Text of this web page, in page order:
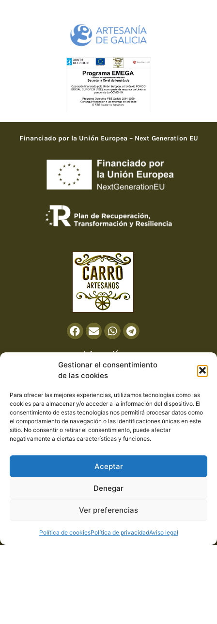
Gestionar el consentimiento
de las cookies
Para ofrecer las mejores experiencias, utilizamos tecnologías como las
cookies para almacenar y/o acceder a la información del dispositivo. El
consentimiento de estas tecnologías nos permitirá procesar datos como
el comportamiento de navegación o las identificaciones únicas en este
sitio. No consentir o retirar el consentimiento, puede afectar
negativamente a ciertas características y funciones.
Aceptar
Denegar
Ver preferencias
Política de cookiesPolítica de privacidadAviso legal
Financiado por la Unión Europea – Next Generation EU
Información
Política de privacidad
Aviso legal
Política de cookies
Carro Artesanos
Camiño Riazón 3
32970 Seixalbo – Ourense
Teléfono: 609 176 246